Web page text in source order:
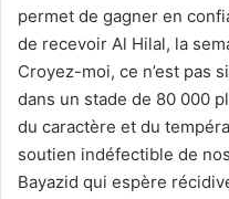
permet de gagner en
de recevoir Al Hilal, la
Croyez-moi, ce n’est pas
dans un stade de 80 000
du caractère et du
soutien indéfectible de
Bayazid qui espère